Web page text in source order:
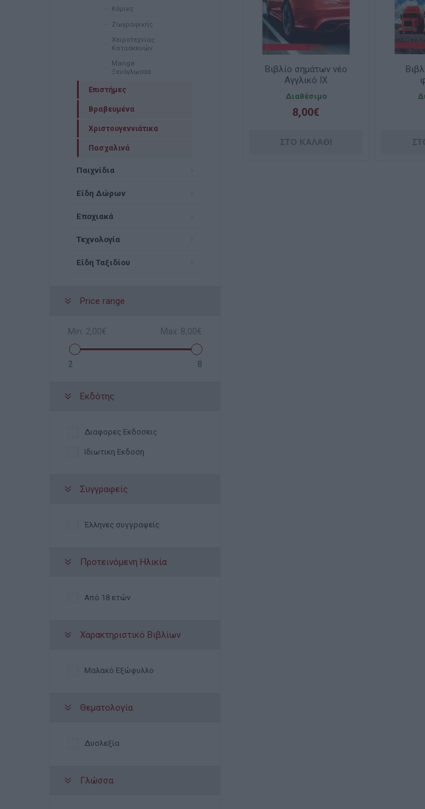
Βιβλίο σημάτων νέο
Αγγλικό ΙΧ
Διαθέσιμο
8,00€
Κόμικς
Ζωγραφικής
Χειροτεχνίας
Κατασκευών
Manga
Ξενόγλωσσα
Επιστήμες
Βραβευμένα
Χριστουγεννιάτικα
Πασχαλινά
Παιχνίδια
Είδη Δώρων
Εποχιακά
Τεχνολογία
Είδη Ταξιδίου
Price range
Min: 2,00€ Max: 8,00€
2 8
Εκδότης
Διαφορες Εκδοσεις
Ιδιωτικη Εκδοση
Συγγραφείς
Έλληνες συγγραφείς
Προτεινόμενη Ηλικία
Από 18 ετών
Χαρακτηριστικό Βιβλίων
Μαλακό Εξώφυλλο
Θεματολογία
Δυσλεξία
Γλώσσα